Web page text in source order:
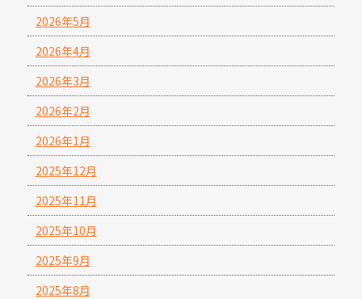
2026年5月
2026年4月
2026年3月
2026年2月
2026年1月
2025年12月
2025年11月
2025年10月
2025年9月
2025年8月